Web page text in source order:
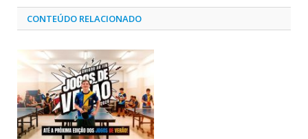
CONTEÚDO RELACIONADO